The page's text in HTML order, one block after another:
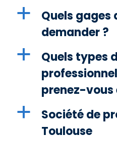
a
Quels gages
demander ?
a
Quels types
prenez-vous
a
Société de
Toulouse